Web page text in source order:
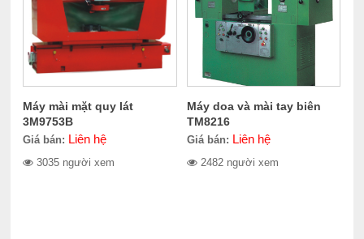
Máy mài mặt quy lát
3M9753B
Giá bán: Liên hệ
3035 người xem
Máy doa và mài tay biên
TM8216
Giá bán: Liên hệ
2482 người xem